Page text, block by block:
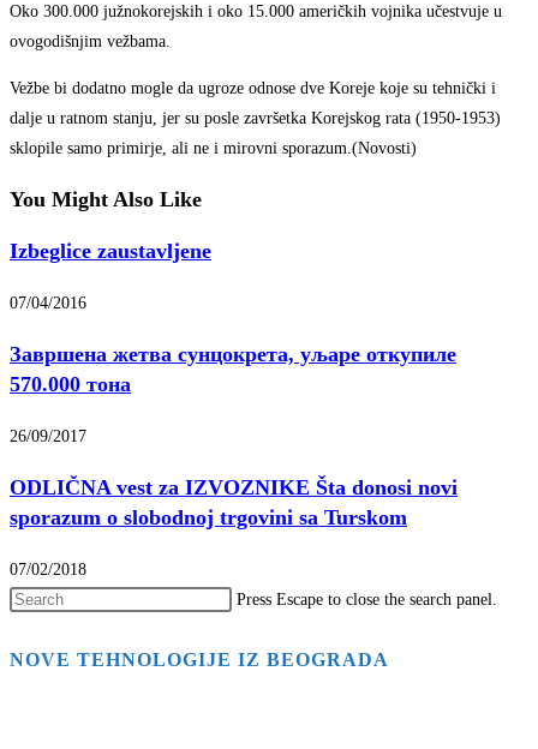
Oko 300.000 južnokorejskih i oko 15.000 američkih vojnika učestvuje u
ovogodišnjim vežbama.
Vežbe bi dodatno mogle da ugroze odnose dve Koreje koje su tehnički i
dalje u ratnom stanju, jer su posle završetka Korejskog rata (1950-1953)
sklopile samo primirje, ali ne i mirovni sporazum.(Novosti)
You Might Also Like
Izbeglice zaustavljene
07/04/2016
Завршена жетва сунцокрета, уљаре откупиле
570.000 тона
26/09/2017
ODLIČNA vest za IZVOZNIKE Šta donosi novi
sporazum o slobodnoj trgovini sa Turskom
07/02/2018
Press Escape to close the search panel.
NOVE TEHNOLOGIJE IZ BEOGRADA